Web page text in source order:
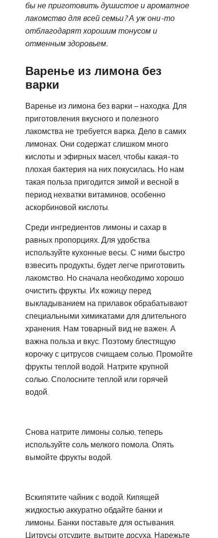
бы не приготовить душистое и ароматное
лакомство для всей семьи? А уж они-то
отблагодарят хорошим тонусом и
отменным здоровьем.
Варенье из лимона без
варки
Варенье из лимона без варки – находка. Для
приготовления вкусного и полезного
лакомства не требуется варка. Дело в самих
лимонах. Они содержат слишком много
кислоты и эфирных масел, чтобы какая-то
плохая бактерия на них покусилась. Но нам
такая польза пригодится зимой и весной в
период нехватки витаминов, особенно
аскорбиновой кислоты.
Среди ингредиентов лимоны и сахар в
равных пропорциях. Для удобства
используйте кухонные весы. С ними быстро
взвесить продукты, будет легче приготовить
лакомство. Но сначала необходимо хорошо
очистить фрукты. Их кожицу перед
выкладыванием на прилавок обрабатывают
специальными химикатами для длительного
хранения. Нам товарный вид не важен. А
важна польза и вкус. Поэтому блестящую
корочку с цитрусов счищаем солью. Промойте
фрукты теплой водой. Натрите крупной
солью. Сполосните теплой или горячей
водой.
Снова натрите лимоны солью, теперь
используйте соль мелкого помола. Опять
вымойте фрукты водой.
Вскипятите чайник с водой. Кипящей
жидкостью аккуратно обдайте банки и
лимоны. Банки поставьте для остывания.
Цитрусы отсудите, вытрите досуха. Нарежьте